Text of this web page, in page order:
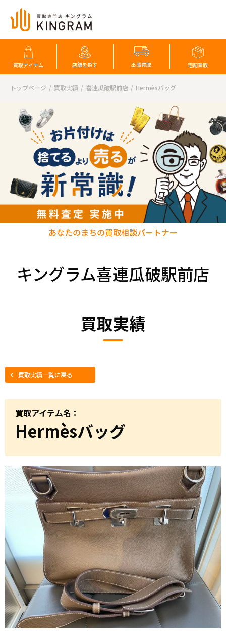
買取アイテム 店舗を探す 出張買取 宅配買取
トップページ 買取実績 喜連瓜破駅前店 Hermèsバッグ
キングラム喜連瓜破駅前店
あなたのまちの買取相談パートナー
買取実績
買取実績一覧に戻る
買取アイテム名：
Hermèsバッグ